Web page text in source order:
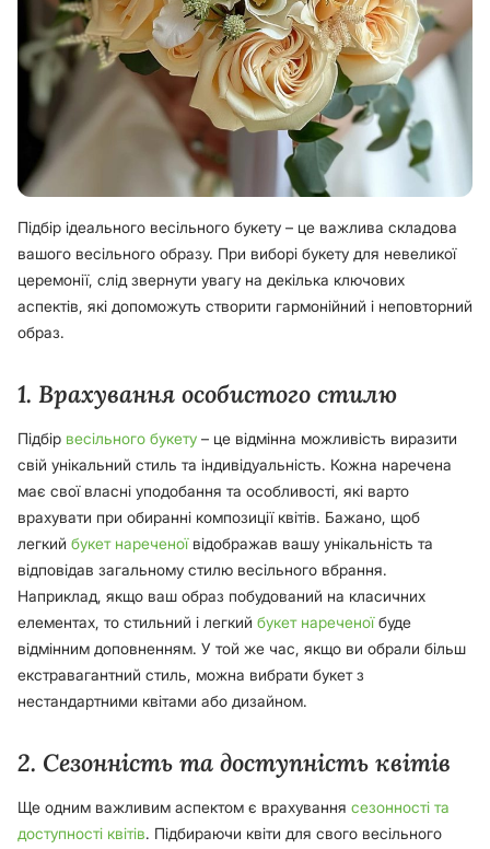
Підбір ідеального весільного букету – це важлива складова
вашого весільного образу. При виборі букету для невеликої
церемонії, слід звернути увагу на декілька ключових
аспектів, які допоможуть створити гармонійний і неповторний
образ.
1. Врахування особистого стилю
Підбір весільного букету – це відмінна можливість виразити
свій унікальний стиль та індивідуальність. Кожна наречена
має свої власні уподобання та особливості, які варто
врахувати при обиранні композиції квітів. Бажано, щоб
легкий букет нареченої відображав вашу унікальність та
відповідав загальному стилю весільного вбрання.
Наприклад, якщо ваш образ побудований на класичних
елементах, то стильний і легкий букет нареченоїбуде
відмінним доповненням. У той же час, якщо ви обрали більш
екстравагантний стиль, можна вибрати букет з
нестандартними квітами або дизайном.
2. Сезонність та доступність квітів
Ще одним важливим аспектом є врахування сезонності та
доступності квітів. Підбираючи квіти для свого весільного